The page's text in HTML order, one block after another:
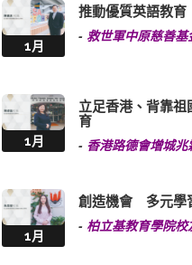
1月
推動優質英語教
- 救世軍中原慈善
1月
立足香港、背靠
育
- 香港路德會增城兆
1月
創造機會 多元學
- 柏立基教育學院